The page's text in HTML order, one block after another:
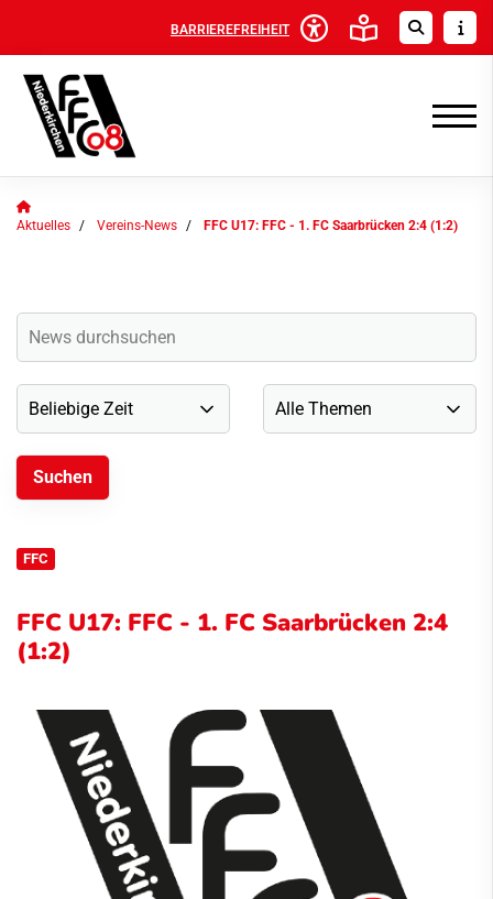
BARRIEREFREIHEIT
Aktuelles Vereins-News FFC U17: FFC - 1. FC Saarbrücken 2:4 (1:2)
FFC
FFC U17: FFC - 1. FC Saarbrücken 2:4
(1:2)